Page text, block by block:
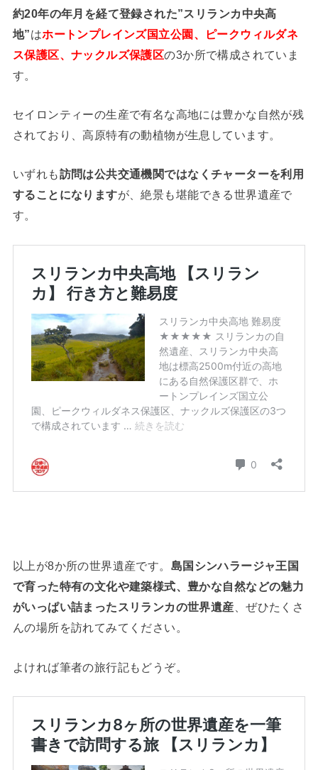
約20年の年月を経て登録された”スリランカ中央高
地”はホートンプレインズ国立公園、ピークウィルダネ
ス保護区、ナックルズ保護区の3か所で構成されていま
す。
セイロンティーの生産で有名な高地には豊かな自然が残
されており、高原特有の動植物が生息しています。
いずれも訪問は公共交通機関ではなくチャーターを利用
することになりますが、絶景も堪能できる世界遺産で
す。
以上が8か所の世界遺産です。 島国シンハラージャ王国
で育った特有の文化や建築様式、豊かな自然などの魅力
がいっぱい詰まったスリランカの世界遺産 、ぜひたくさ
んの場所を訪れてみてください。
よければ筆者の旅行記もどうぞ。